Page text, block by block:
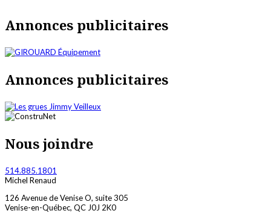
Annonces publicitaires
Annonces publicitaires
Nous joindre
514.885.1801
Michel Renaud
126 Avenue de Venise O, suite 305
Venise-en-Québec, QC J0J 2K0